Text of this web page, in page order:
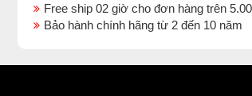
Free ship 02 giờ cho đơn hàng trên
Bảo hành chính hãng từ 2 đến 10 năm